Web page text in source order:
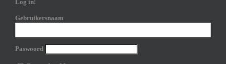
Log in!
Gebruikersnaam
Paswoord